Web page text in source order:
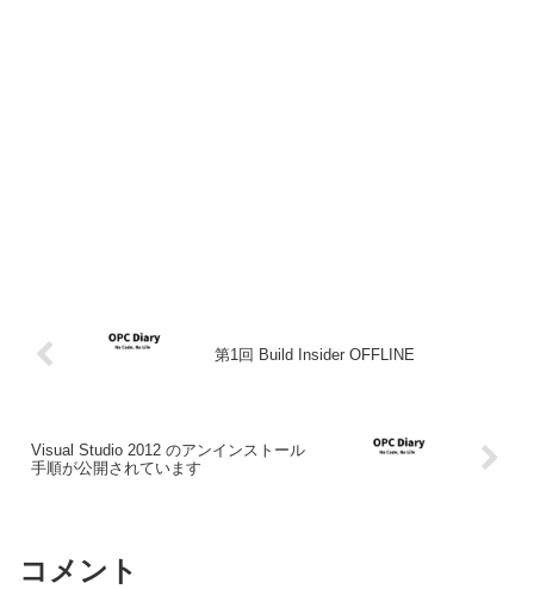
第1回 Build Insider OFFLINE
Visual Studio 2012 のアンインストール
手順が公開されています
コメント